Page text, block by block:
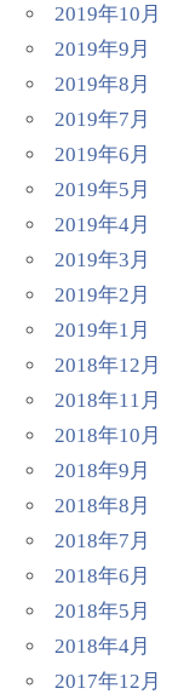
2019年10月
2019年9月
2019年8月
2019年7月
2019年6月
2019年5月
2019年4月
2019年3月
2019年2月
2019年1月
2018年12月
2018年11月
2018年10月
2018年9月
2018年8月
2018年7月
2018年6月
2018年5月
2018年4月
2017年12月